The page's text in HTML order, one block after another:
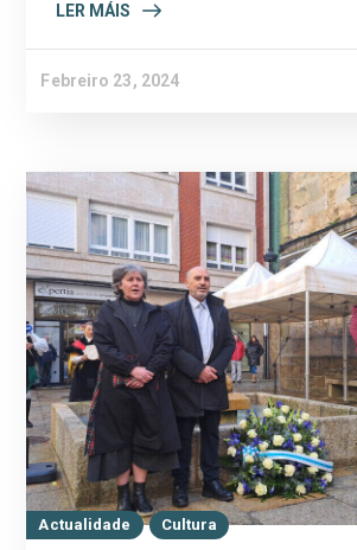
LER MÁIS
Febreiro 23, 2024
Actualidade Cultura